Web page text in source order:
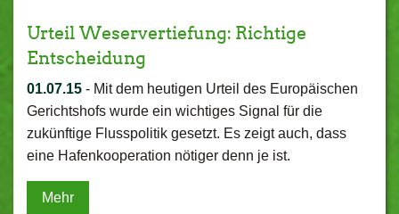
Urteil Weservertiefung: Richtige
Entscheidung
01.07.15 - Mit dem heutigen Urteil des Europäischen
Gerichtshofs wurde ein wichtiges Signal für die
zukünftige Flusspolitik gesetzt. Es zeigt auch, dass
eine Hafenkooperation nötiger denn je ist.
Mehr